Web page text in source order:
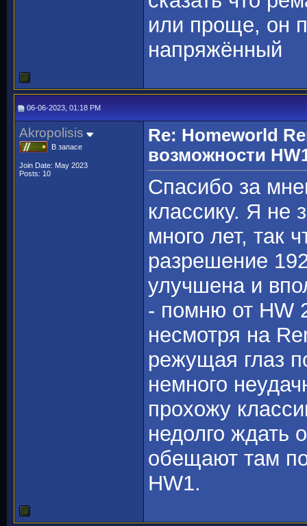
или проще, он
напряжённый
06-06-2023, 01:18 PM
Akropolisis
В запасе
Join Date: May 2023
Posts: 10
Re: Homeworld
возможности
Спасибо за
классику. Я не
много лет, так
разрешение
улучшена и
- помню от HW
несмотря на
режущая глаз
немного
прохожу
недолго ждать
обещают там
HW1.